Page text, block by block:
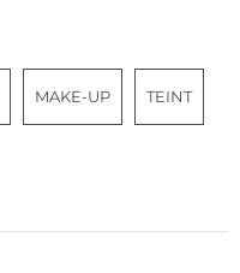
MAKE-UP TEINT